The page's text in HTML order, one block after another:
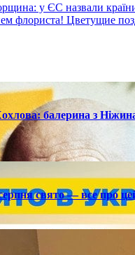
у ЄС назвали
флориста! Цветущие
балерина з
свято — все про